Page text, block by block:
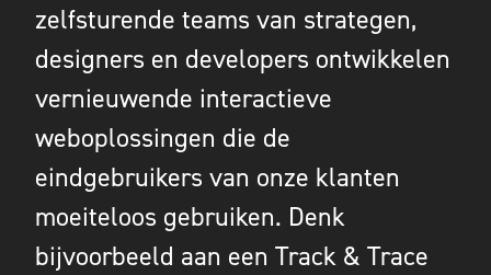
zelfsturende teams van strategen,
designers en developers ontwikkelen
vernieuwende interactieve
weboplossingen die de
eindgebruikers van onze klanten
moeiteloos gebruiken. Denk
bijvoorbeeld aan een Track & Trace